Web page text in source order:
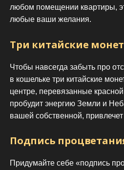
любом помещении квартиры,
любые ваши желания.
Три китайские
Чтобы навсегда забыть про
в кошельке три китайские
центре, перевязанные
пробудит энергию Земли и
вашей собственной, привлечет
Подпись
Придумайте себе «подпись